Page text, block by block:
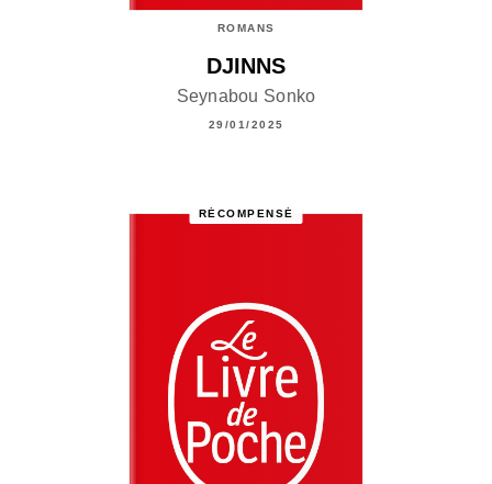
ROMANS
DJINNS
Seynabou Sonko
29/01/2025
RÉCOMPENSÉ